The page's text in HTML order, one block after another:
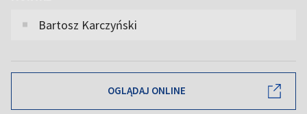
Bartosz Karczyński
OGLĄDAJ ONLINE